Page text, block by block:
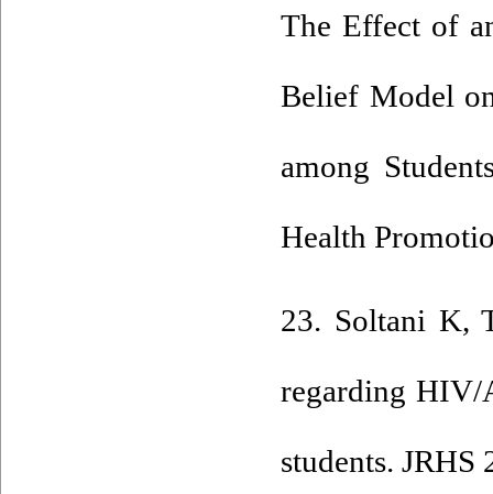
The Effect of
Belief Model
among
Health
23. Soltani K,
regarding HIV/
students.